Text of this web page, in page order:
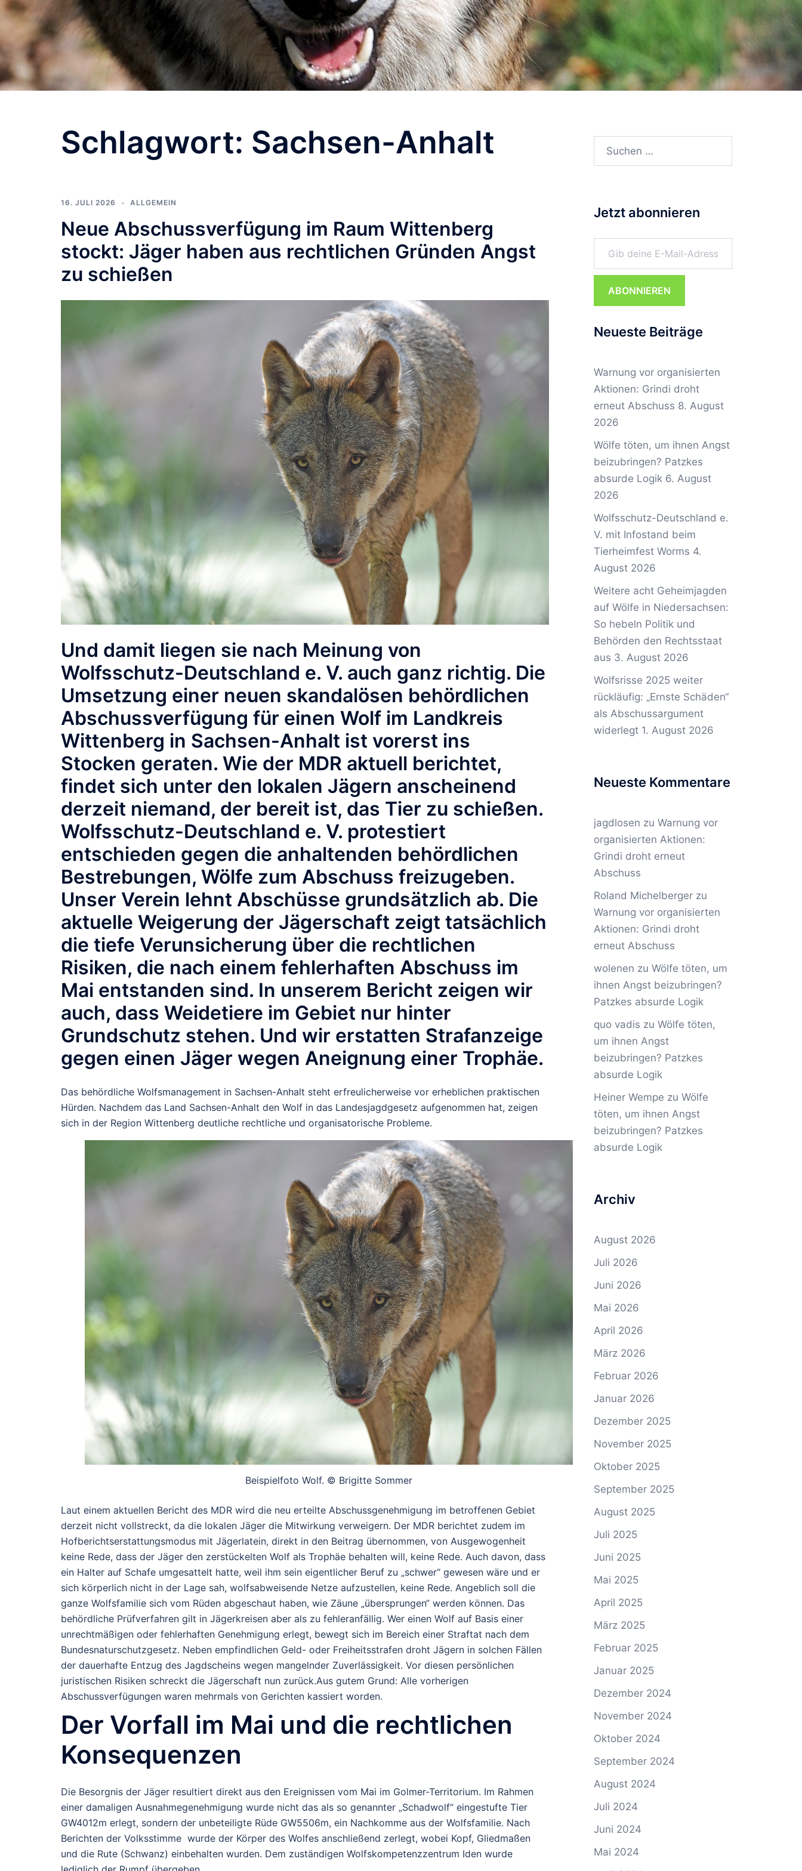
Schlagwort: Sachsen-Anhalt
16. JULI 2026 ALLGEMEIN
Neue Abschussverfügung im Raum Wittenberg
stockt: Jäger haben aus rechtlichen Gründen Angst
zu schießen
Und damit liegen sie nach Meinung von
Wolfsschutz-Deutschland e. V. auch ganz richtig. Die
Umsetzung einer neuen skandalösen behördlichen
Abschussverfügung für einen Wolf im Landkreis
Wittenberg in Sachsen-Anhalt ist vorerst ins
Stocken geraten. Wie der MDR aktuell berichtet,
findet sich unter den lokalen Jägern anscheinend
derzeit niemand, der bereit ist, das Tier zu schießen.
Wolfsschutz-Deutschland e. V. protestiert
entschieden gegen die anhaltenden behördlichen
Bestrebungen, Wölfe zum Abschuss freizugeben.
Unser Verein lehnt Abschüsse grundsätzlich ab. Die
aktuelle Weigerung der Jägerschaft zeigt tatsächlich
die tiefe Verunsicherung über die rechtlichen
Risiken, die nach einem fehlerhaften Abschuss im
Mai entstanden sind. In unserem Bericht zeigen wir
auch, dass Weidetiere im Gebiet nur hinter
Grundschutz stehen. Und wir erstatten Strafanzeige
gegen einen Jäger wegen Aneignung einer Trophäe.
Das behördliche Wolfsmanagement in Sachsen-Anhalt steht erfreulicherweise vor erheblichen praktischen
Hürden. Nachdem das Land Sachsen-Anhalt den Wolf in das Landesjagdgesetz aufgenommen hat, zeigen
sich in der Region Wittenberg deutliche rechtliche und organisatorische Probleme.
Beispielfoto Wolf. © Brigitte Sommer
Laut einem aktuellen Bericht des MDR wird die neu erteilte Abschussgenehmigung im betroffenen Gebiet
derzeit nicht vollstreckt, da die lokalen Jäger die Mitwirkung verweigern. Der MDR berichtet zudem im
Hofberichtserstattungsmodus mit Jägerlatein, direkt in den Beitrag übernommen, von Ausgewogenheit
keine Rede, dass der Jäger den zerstückelten Wolf als Trophäe behalten will, keine Rede. Auch davon, dass
ein Halter auf Schafe umgesattelt hatte, weil ihm sein eigentlicher Beruf zu „schwer“ gewesen wäre und er
sich körperlich nicht in der Lage sah, wolfsabweisende Netze aufzustellen, keine Rede. Angeblich soll die
ganze Wolfsfamilie sich vom Rüden abgeschaut haben, wie Zäune „übersprungen“ werden können. Das
behördliche Prüfverfahren gilt in Jägerkreisen aber als zu fehleranfällig. Wer einen Wolf auf Basis einer
unrechtmäßigen oder fehlerhaften Genehmigung erlegt, bewegt sich im Bereich einer Straftat nach dem
Bundesnaturschutzgesetz. Neben empfindlichen Geld- oder Freiheitsstrafen droht Jägern in solchen Fällen
der dauerhafte Entzug des Jagdscheins wegen mangelnder Zuverlässigkeit. Vor diesen persönlichen
juristischen Risiken schreckt die Jägerschaft nun zurück.Aus gutem Grund: Alle vorherigen
Abschussverfügungen waren mehrmals von Gerichten kassiert worden.
Der Vorfall im Mai und die rechtlichen
Konsequenzen
Die Besorgnis der Jäger resultiert direkt aus den Ereignissen vom Mai im Golmer-Territorium. Im Rahmen
einer damaligen Ausnahmegenehmigung wurde nicht das als so genannter „Schadwolf“ eingestufte Tier
GW4012m erlegt, sondern der unbeteiligte Rüde GW5506m, ein Nachkomme aus der Wolfsfamilie. Nach
Berichten der Volksstimme wurde der Körper des Wolfes anschließend zerlegt, wobei Kopf, Gliedmaßen
und die Rute (Schwanz) einbehalten wurden. Dem zuständigen Wolfskompetenzzentrum Iden wurde
Suchen
Jetzt abonnieren
Gib deine E-Mail-Adresse ein ...
ABONNIEREN
Neueste Beiträge
Warnung vor organisierten
Aktionen: Grindi droht
erneut Abschuss 8. August
2026
Wölfe töten, um ihnen Angst
beizubringen? Patzkes
absurde Logik 6. August
2026
Wolfsschutz-Deutschland e.
V. mit Infostand beim
Tierheimfest Worms 4.
August 2026
Weitere acht Geheimjagden
auf Wölfe in Niedersachsen:
So hebeln Politik und
Behörden den Rechtsstaat
aus 3. August 2026
Wolfsrisse 2025 weiter
rückläufig: „Ernste Schäden“
als Abschussargument
widerlegt 1. August 2026
Neueste Kommentare
jagdlosen zu Warnung vor
organisierten Aktionen:
Grindi droht erneut
Abschuss
Roland Michelbergerzu
Warnung vor organisierten
Aktionen: Grindi droht
erneut Abschuss
wolenen zu Wölfe töten, um
ihnen Angst beizubringen?
Patzkes absurde Logik
quo vadis zu Wölfe töten,
um ihnen Angst
beizubringen? Patzkes
absurde Logik
Heiner Wempe zu Wölfe
töten, um ihnen Angst
beizubringen? Patzkes
absurde Logik
Archiv
August 2026
Juli 2026
Juni 2026
Mai 2026
April 2026
März 2026
Februar 2026
Januar 2026
Dezember 2025
November 2025
Oktober 2025
September 2025
August 2025
Juli 2025
Juni 2025
Mai 2025
April 2025
März 2025
Februar 2025
Januar 2025
Dezember 2024
November 2024
Oktober 2024
September 2024
August 2024
Juli 2024
Juni 2024
Mai 2024